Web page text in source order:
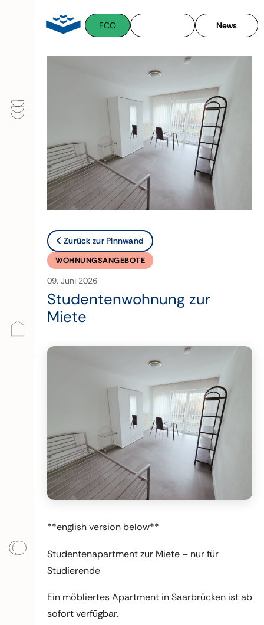
ECO News
Zurück zur Pinnwand
WOHNUNGSANGEBOTE
09. Juni 2026
Studentenwohnung zur
Miete
**english version below**
Studentenapartment zur Miete – nur für
Studierende
Ein möbliertes Apartment in Saarbrücken ist ab
sofort verfügbar.